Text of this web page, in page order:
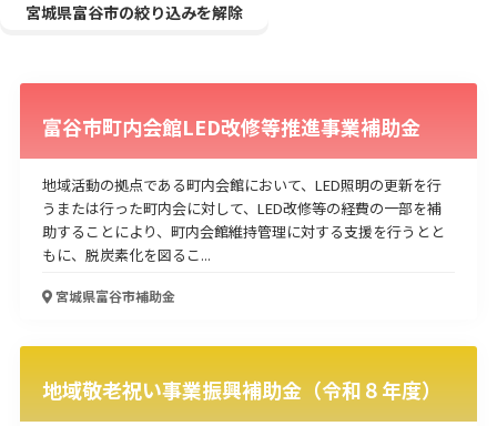
業種
物流・運輸業 製造業 情報通信業
飲食業
建設･不動産業
サービス業 医療･福祉 農業･林業
漁業
宿泊･旅館業
その他
使い道
経営改善・経営強化 販路拡大 海外展開 設備投資
IT導入
人材採用・雇用
人材育成・福利厚生
特許・知的財産
起業・創業
事業承継 災害・被災者支援
コロナ関連
宮城県富谷市の絞り込みを解除
富谷市町内会館LED改修等推進事業補助金
地域活動の拠点である町内会館において、LED照明の更新を行
うまたは行った町内会に対して、LED改修等の経費の一部を補
助することにより、町内会館維持管理に対する支援を行うとと
もに、脱炭素化を図るこ...
宮城県富谷市補助金
地域敬老祝い事業振興補助金（令和８年度）